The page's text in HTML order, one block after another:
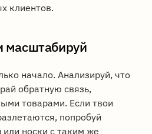
клиентов.
масштабируй
начало. Анализируй, что
обратную связь,
товарами. Если твои
попробуй
носки с таким же